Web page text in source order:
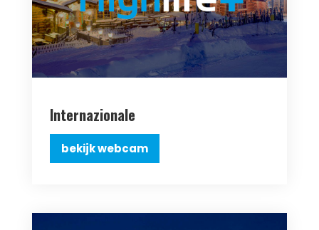
Internazionale
bekijk webcam